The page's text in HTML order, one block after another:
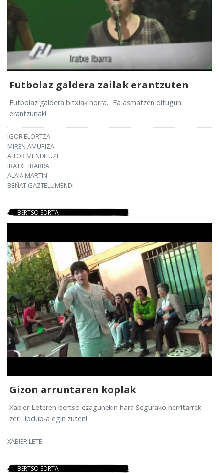
Futbolaz galdera zailak erantzuten
Futbolaz galdera bitxiak horra... Ea asmatzen ditugun
erantzunak!
IGOR ELORTZA
MIREN AMURIZA
AITOR MENDILUZE
IRATXE IBARRA
ALAIA MARTIN
BEÑAT GAZTELUMENDI
BERTSO SORTA
Gizon arruntaren koplak
Xabier Leteren bertso ezagunekin hara Segurako herritarrek
zer Lipdub-a egin zuten!
XABIER LETE
BERTSO SORTA